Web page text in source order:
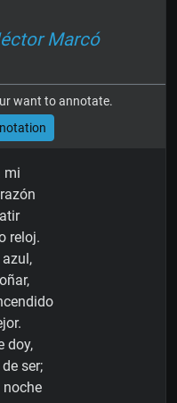
Marcó
want to annotate.
mi
reloj.
doy,
ser;
noche